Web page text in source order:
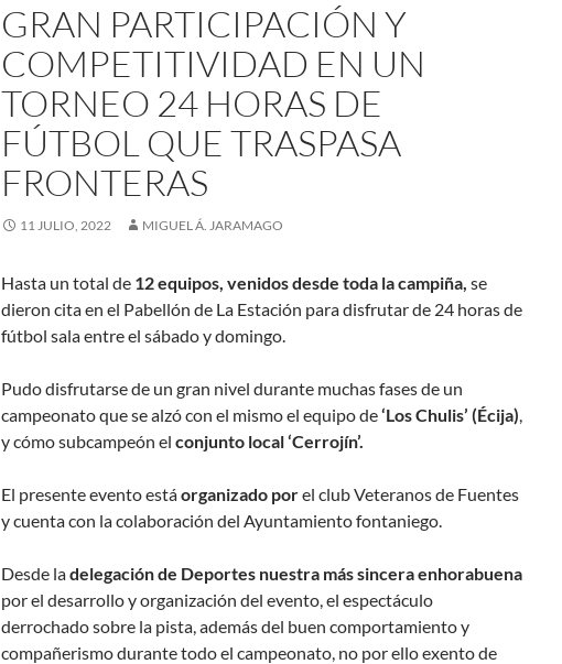
GRAN PARTICIPACIÓN Y
COMPETITIVIDAD EN UN
TORNEO 24 HORAS DE
FÚTBOL QUE TRASPASA
FRONTERAS
11 JULIO, 2022 MIGUEL Á. JARAMAGO
Hasta un total de 12 equipos, venidos desde toda la campiña, se
dieron cita en el Pabellón de La Estación para disfrutar de 24 horas de
fútbol sala entre el sábado y domingo.
Pudo disfrutarse de un gran nivel durante muchas fases de un
campeonato que se alzó con el mismo el equipo de‘Los Chulis’ (Écija),
y cómo subcampeón el conjunto local ‘Cerrojín’.
El presente evento estáorganizado porel club Veteranos de Fuentes
y cuenta con la colaboración del Ayuntamiento fontaniego.
Desde ladelegación de Deportes nuestra más sincera enhorabuena
por el desarrollo y organización del evento, el espectáculo
derrochado sobre la pista, además del buen comportamiento y
compañerismo durante todo el campeonato, no por ello exento de